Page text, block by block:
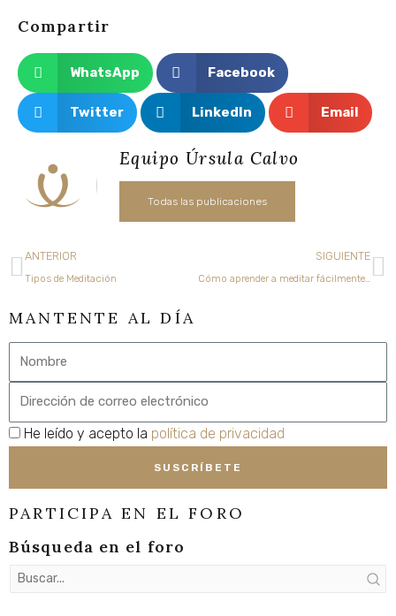
Compartir
WhatsApp Facebook
Twitter LinkedIn Email
Equipo Úrsula Calvo
Todas las publicaciones
Ant
ANTERIOR
Tipos de Meditación
SIGUIENTE
Cómo aprender a meditar fácilmente y de manera correcta
MANTENTE AL DÍA
Email
privacidad
He leído y acepto la política de privacidad
SUSCRÍBETE
PARTICIPA EN EL FORO
Búsqueda en el foro